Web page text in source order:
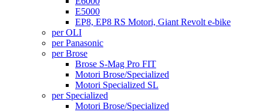
E5000
EP8, EP8 RS Motori, Giant Revolt e-bike
per OLI
per Panasonic
per Brose
Brose S-Mag Pro FIT
Motori Brose/Specialized
Motori Specialized SL
per Specialized
Motori Brose/Specialized